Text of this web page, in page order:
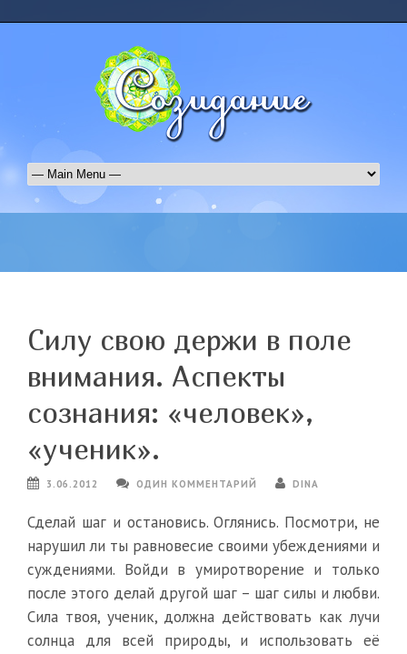
Силу свою держи в поле
внимания. Аспекты
сознания: «человек»,
«ученик».
3.06.2012 ОДИН КОММЕНТАРИЙ DINA
Сделай шаг и остановись. Оглянись. Посмотри, не
нарушил ли ты равновесие своими убеждениями и
суждениями. Войди в умиротворение и только
после этого делай другой шаг – шаг силы и любви.
Сила твоя, ученик, должна действовать как лучи
солнца для всей природы, и использовать её